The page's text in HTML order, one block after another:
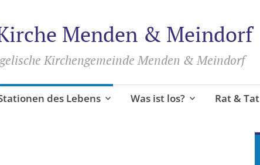
Menden & Meindorf
Kirchengemeinde Menden & Meindorf
des Lebens Was ist los? Rat & Tat